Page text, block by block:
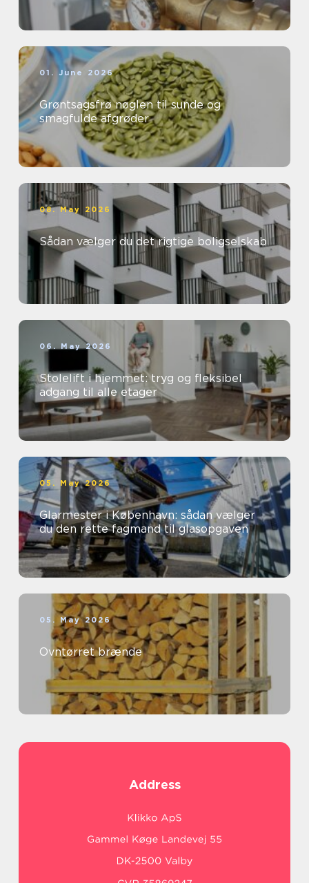
01. June 2026
Grøntsagsfrø nøglen til sunde og
smagfulde afgrøder
08. May 2026
Sådan vælger du det rigtige boligselskab
06. May 2026
Stolelift i hjemmet: tryg og fleksibel
adgang til alle etager
05. May 2026
Glarmester i København: sådan vælger
du den rette fagmand til glasopgaven
05. May 2026
Ovntørret brænde
Address